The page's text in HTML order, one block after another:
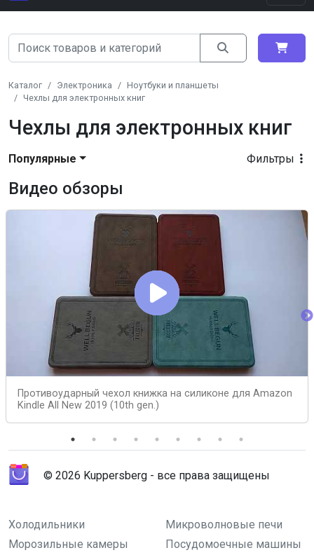
Каталог Электроника
Ноутбуки и планшеты
Чехлы для электронных книг
Чехлы для электронных книг
Фильтры
Популярные
Видео обзоры
Противоударный чехол книжка на силиконе для Amazon
Kindle All New 2019 (10th gen.)
© 2026 Kuppersberg - все права защищены
Холодильники
Микроволновые печи
Морозильные камеры
Посудомоечные машины